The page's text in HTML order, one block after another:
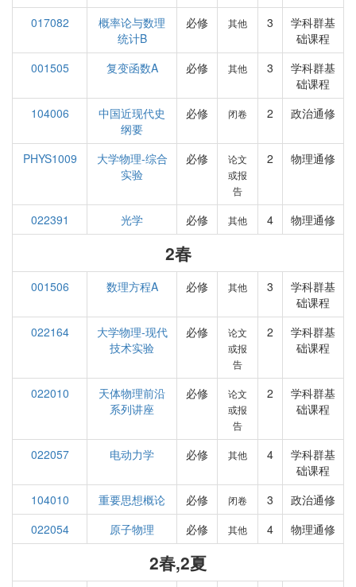
017082
概率论与数理
统计B
必修 其他 3
学科群基
础课程
001505
复变函数A 必修 其他 3
学科群基
础课程
104006
中国近现代史
纲要
必修 闭卷 2 政治通修
PHYS1009
大学物理-综合
实验
必修
论文
或报
告
2 物理通修
022391 光学 必修 其他 4 物理通修
2春
001506 数理方程A 必修 其他 3
学科群基
础课程
022164
大学物理-现代
技术实验
必修
论文
或报
告
2
学科群基
础课程
022010
天体物理前沿
系列讲座
必修
论文
或报
告
2
学科群基
础课程
022057 电动力学 必修 其他 4
学科群基
础课程
104010
重要思想概论 必修 闭卷 3
政治通修
022054
原子物理 必修 其他 4 物理通修
2春,2夏